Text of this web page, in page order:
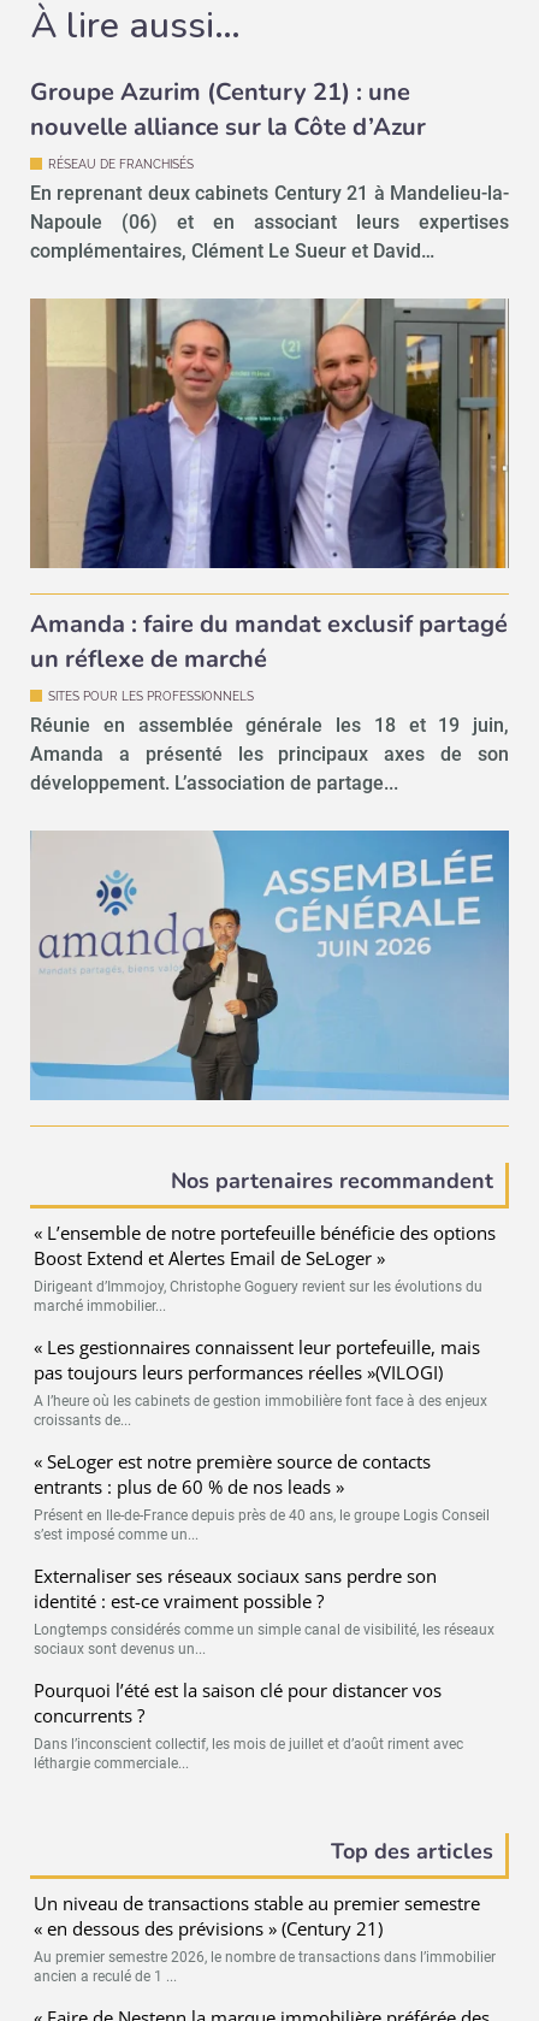
À lire aussi…
Groupe Azurim (Century 21) : une
nouvelle alliance sur la Côte d’Azur
RÉSEAU DE FRANCHISÉS
En reprenant deux cabinets Century 21 à Mandelieu-la-
Napoule (06) et en associant leurs expertises
complémentaires, Clément Le Sueur et David…
Amanda : faire du mandat exclusif partagé
un réflexe de marché
SITES POUR LES PROFESSIONNELS
Réunie en assemblée générale les 18 et 19 juin,
Amanda a présenté les principaux axes de son
développement. L’association de partage...
Nos partenaires recommandent
« L’ensemble de notre portefeuille bénéficie des options
Boost Extend et Alertes Email de SeLoger »
Dirigeant d’Immojoy, Christophe Goguery revient sur les évolutions du
marché immobilier...
« Les gestionnaires connaissent leur portefeuille, mais
pas toujours leurs performances réelles »(VILOGI)
A l’heure où les cabinets de gestion immobilière font face à des enjeux
croissants de...
« SeLoger est notre première source de contacts
entrants : plus de 60 % de nos leads »
Présent en Ile-de-France depuis près de 40 ans, le groupe Logis Conseil
s’est imposé comme un...
Externaliser ses réseaux sociaux sans perdre son
identité : est-ce vraiment possible ?
Longtemps considérés comme un simple canal de visibilité, les réseaux
sociaux sont devenus un...
Pourquoi l’été est la saison clé pour distancer vos
concurrents ?
Dans l’inconscient collectif, les mois de juillet et d’août riment avec
léthargie commerciale...
Top des articles
Un niveau de transactions stable au premier semestre
« en dessous des prévisions » (Century 21)
Au premier semestre 2026, le nombre de transactions dans l’immobilier
ancien a reculé de 1 ...